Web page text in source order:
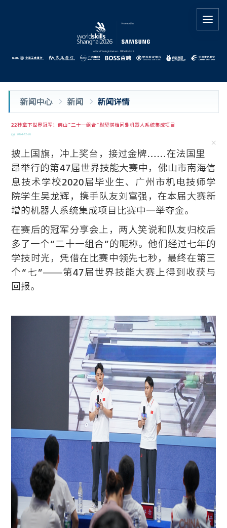
新闻中心 新闻 新闻详情
22秒拿下世界冠军！佛山“二十一组合”默契搭档问鼎机器人系统集成项目
2024-12-26
披上国旗，冲上奖台，接过金牌……在法国里
昂举行的第47届世界技能大赛中，佛山市南海信
息技术学校2020届毕业生、广州市机电技师学
院学生吴龙辉，携手队友刘富强，在本届大赛新
增的机器人系统集成项目比赛中一举夺金。
在赛后的冠军分享会上，两人笑说和队友归校后
多了一个“二十一组合”的昵称。他们经过七年的
学技时光，凭借在比赛中领先七秒，最终在第三
个“七”——第47届世界技能大赛上得到收获与
回报。